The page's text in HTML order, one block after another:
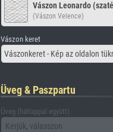
Vászon Leonardo
(Vászon Velence)
Vászon keret
Vászonkeret - Kép az oldalon
Üveg & Paszpartu
Üveg (hátlappal együtt)
Kérjük, válasszon